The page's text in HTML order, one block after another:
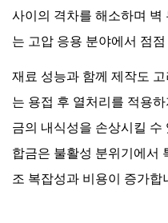
사이의 격차를 해소하며
는 고압 응용 분야에서 점
재료 성능과 함께 제작도
는 용접 후 열처리를 적용
금의 내식성을 손상시킬
합금은 불활성 분위기에서
조 복잡성과 비용이 증가합